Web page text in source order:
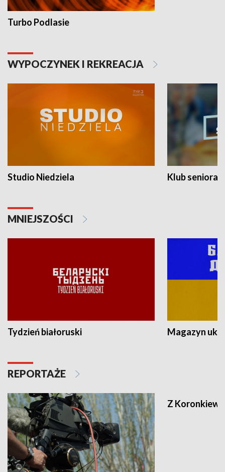
Turbo Podlasie
WYPOCZYNEK I REKREACJA
Studio Niedziela Klub seniora
MNIEJSZOŚCI
Tydzień białoruski Magazyn
REPORTAŻE
Z